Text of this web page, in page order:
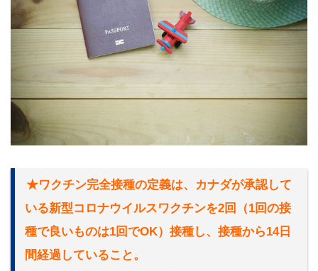
★ワクチン完全接種の定義は、カナダが承認して
いる新型コロナウイルスワクチンを2回（1回の接
種で良いものは1回でOK）接種し、接種から14日
間経過していること。